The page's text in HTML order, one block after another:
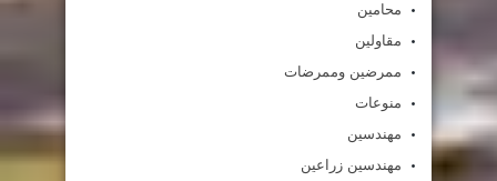
محامين
مقاولين
ممرضين وممرضات
منوعات
مهندسين
مهندسين زراعين